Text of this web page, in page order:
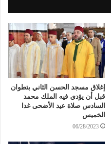
إغلاق مسجد الحسن الثاني بتطوان
قبل أن يؤدي فيه الملك محمد
السادس صلاة عيد الأضحى غدا
الخميس
06/28/2023